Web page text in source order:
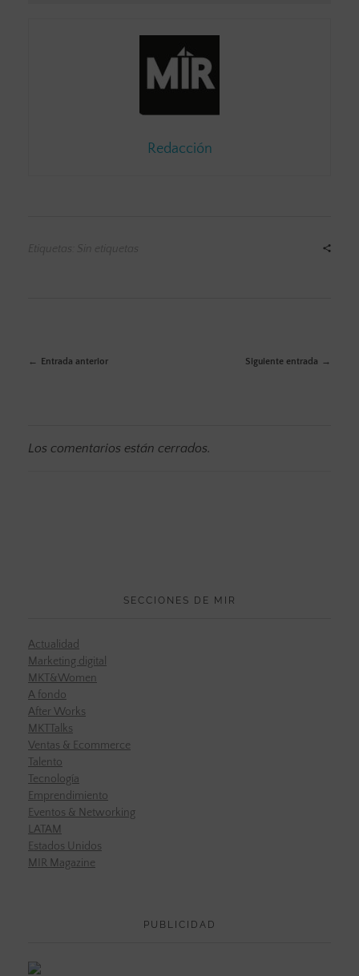
Redacción
Etiquetas: Sin etiquetas
Entrada anterior Siguiente entrada
Los comentarios están cerrados.
SECCIONES DE MIR
Actualidad
Marketing digital
MKT&Women
A fondo
After Works
MKTTalks
Ventas & Ecommerce
Talento
Tecnología
Emprendimiento
Eventos & Networking
LATAM
Estados Unidos
MIR Magazine
PUBLICIDAD